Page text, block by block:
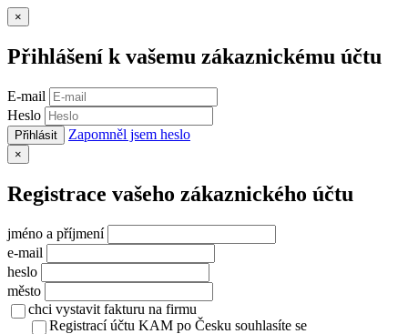
×
Přihlášení k vašemu zákaznickému účtu
E-mail
Heslo
Přihlásit Zapomněl jsem heslo
×
Registrace vašeho zákaznického účtu
jméno a příjmení
e-mail
heslo
město
chci vystavit fakturu na firmu
Registrací účtu KAM po Česku souhlasíte se